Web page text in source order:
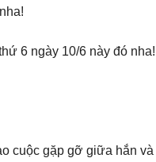
6 ngày 10/6 này đó nha!
gặp gỡ giữa hắn